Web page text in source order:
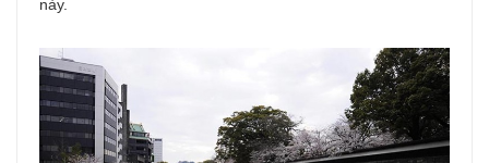
này.